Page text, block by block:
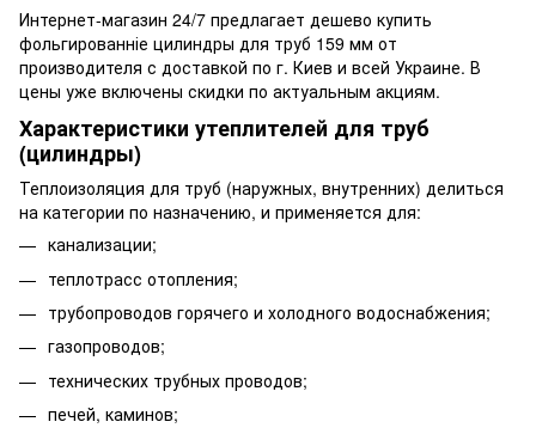
Интернет-магазин 24/7 предлагает дешево купить
фольгированніе цилиндры для труб 159 мм от
производителя с доставкой по г. Киев и всей Украине. В
цены уже включены скидки по актуальным акциям.
Характеристики утеплителей для труб
(цилиндры)
Теплоизоляция для труб (наружных, внутренних) делиться
на категории по назначению, и применяется для:
канализации;
теплотрасс отопления;
трубопроводов горячего и холодного водоснабжения;
газопроводов;
технических трубных проводов;
печей, каминов;